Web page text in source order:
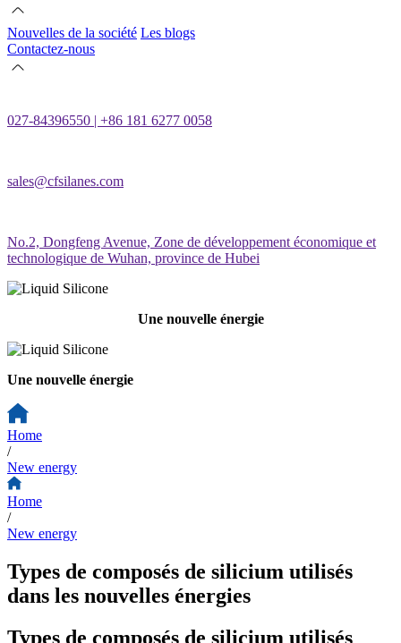
Nouvelles de la société Les blogs
Contactez-nous
027-84396550 | +86 181 6277 0058
sales@cfsilanes.com
No.2, Dongfeng Avenue, Zone de développement économique et
technologique de Wuhan, province de Hubei
Une nouvelle énergie
Une nouvelle énergie
Home
/
New energy
Home
/
New energy
Types de composés de silicium utilisés
dans les nouvelles énergies
Types de composés de silicium utilisés